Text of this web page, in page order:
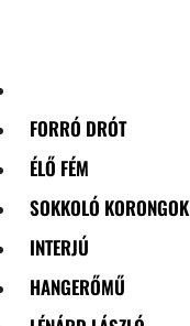
FORRÓ DRÓT
ÉLŐ FÉM
SOKKOLÓ KORONGOK
INTERJÚ
HANGERŐMŰ